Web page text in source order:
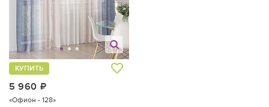
5 960
КУПИТЬ
«Офион - 128»